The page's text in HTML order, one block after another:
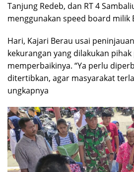
Tanjung Redeb, dan RT 4
menggunakan speed board milik
Hari, Kajari Berau usai
kekurangan yang dilakukan
memperbaikinya. “Ya perlu
ditertibkan, agar masyarakat
ungkapnya